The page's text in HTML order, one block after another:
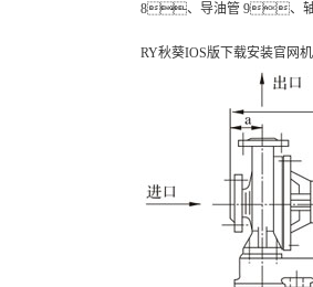
8、导油管 9、
RY秋葵IOS版下载安装官网